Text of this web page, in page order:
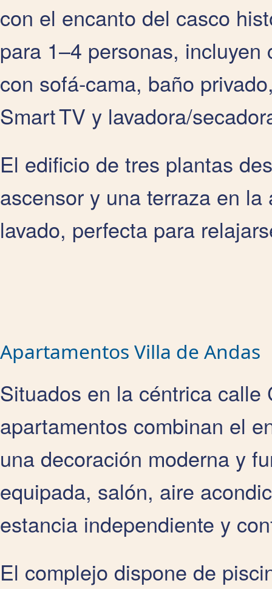
con el encanto del casco
para 1–4 personas,
con sofá‑cama, baño
Smart TV y lavadora/
El edificio de tres plantas
ascensor y una terraza en
lavado, perfecta para
Apartamentos Villa de Andas
Situados en la céntrica
apartamentos combinan el
una decoración moderna y
equipada, salón, aire
estancia independiente y
El complejo dispone de